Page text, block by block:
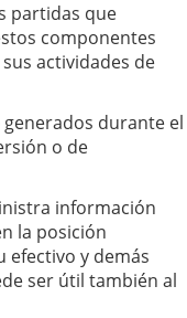
partidas que
componentes
actividades de
generados durante el
o de
información
la posición
efectivo y demás
ser útil también al